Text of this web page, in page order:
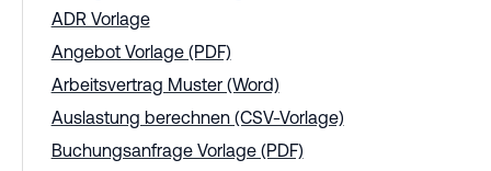
ADR Vorlage
Angebot Vorlage (PDF)
Arbeitsvertrag Muster (Word)
Auslastung berechnen (CSV-Vorlage)
Buchungsanfrage Vorlage (PDF)